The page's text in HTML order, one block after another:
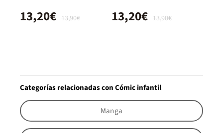
13,90€
13,20€ 13,90€
13,20€
Categorías relacionadas con Cómic infantil
Manga